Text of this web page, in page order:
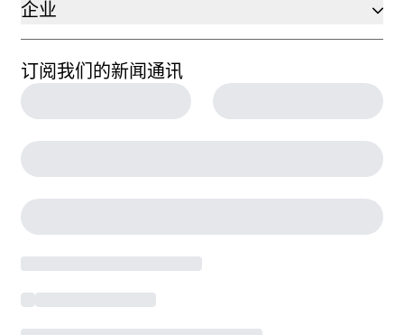
企业
订阅我们的新闻通讯